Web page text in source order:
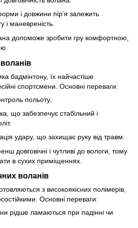
і довжини пір’я залежить
і маневреність.
допоможе зробити гру комфортною,
бадмінтону, їх найчастіше
спортсмени. Основні переваги:
польоту.
що забезпечує стабільний і
удару, що захищає руку від травм.
довговічні і чутливі до вологи, тому
в сухих приміщеннях.
воланів
з високоякісних полімерів,
Основні переваги:
рідше ламаються при падінні чи